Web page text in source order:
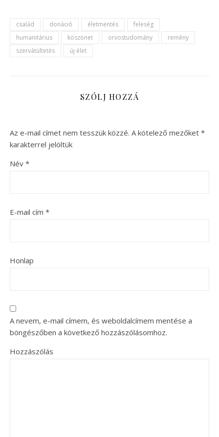
család donáció életmentés
feleség
humanitárius
köszönet orvostudomány
remény
szervátültetés
új élet
SZÓLJ HOZZÁ
Az e-mail címet nem tesszük közzé. A kötelező mezőket *
karakterrel jelöltük
Név *
E-mail cím *
Honlap
A nevem, e-mail címem, és weboldalcímem mentése a
böngészőben a következő hozzászólásomhoz.
Hozzászólás